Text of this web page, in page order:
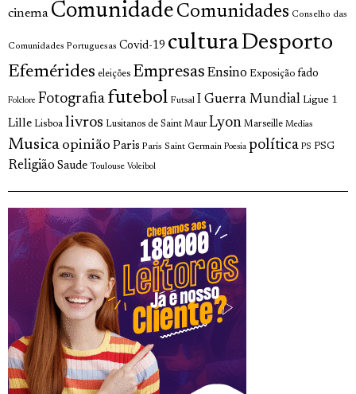
cinema Comunidade Comunidades Conselho das
Comunidades Portuguesas Covid-19 culturaDesporto
Efemérides eleições Empresas Ensino Exposição fado
Folclore Fotografia futebol Futsal I Guerra Mundial Ligue 1
Lille Lisboa livros Lusitanos de Saint Maur Lyon Marseille Medias
Musica opinião Paris Paris Saint Germain Poesia política PS PSG
Religião Saude Toulouse Voleibol